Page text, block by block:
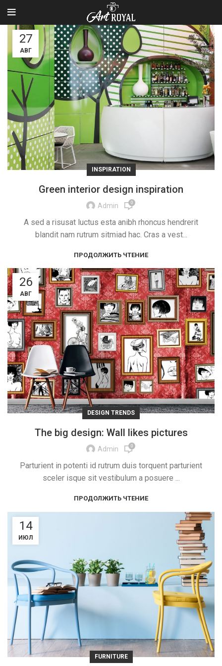
27
АВГ
INSPIRATION
Green interior design inspiration
Admin 0
A sed a risusat luctus esta anibh rhoncus hendrerit
blandit nam rutrum sitmiad hac. Cras a vest...
ПРОДОЛЖИТЬ ЧТЕНИЕ
26
АВГ
DESIGN TRENDS
The big design: Wall likes pictures
Admin 0
Parturient in potenti id rutrum duis torquent parturient
sceler isque sit vestibulum a posuere ...
ПРОДОЛЖИТЬ ЧТЕНИЕ
14
ИЮЛ
FURNITURE